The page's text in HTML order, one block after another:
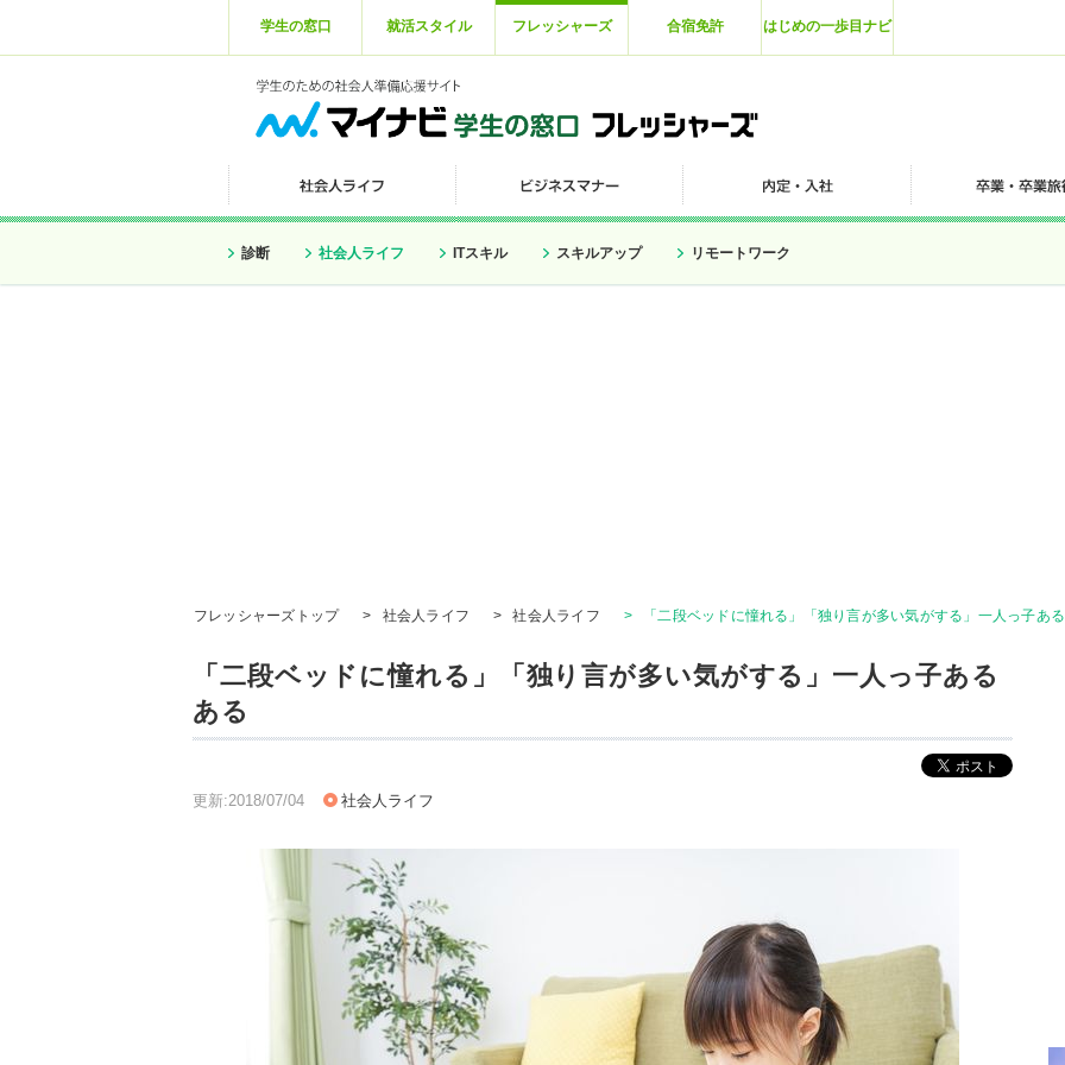
学生の窓口 就活スタイル フレッシャーズ 合宿免許 はじめの一歩目ナビ
診断 社会人ライフ ITスキル スキルアップ リモートワーク
フレッシャーズトップ > 社会人ライフ > 社会人ライフ > 「二段ベッドに憧れる」「独り言が多い気がする」一人っ子あ
「二段ベッドに憧れる」「独り言が多い気がする」一人っ子ある
ある
更新:2018/07/04 社会人ライフ